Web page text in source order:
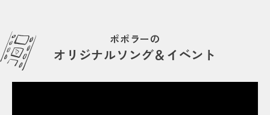
ポポラーの
オリジナルソング＆イベント